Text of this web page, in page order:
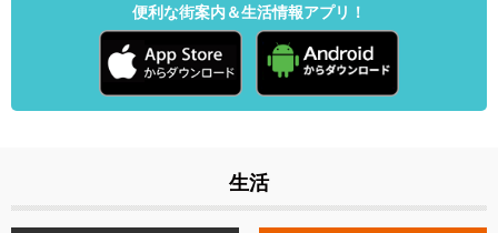
便利な街案内＆生活情報アプリ！
生活